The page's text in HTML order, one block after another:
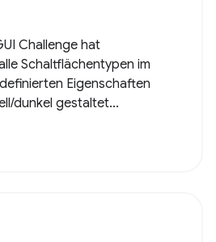
Challenge hat
Schaltflächentypen im
Eigenschaften
dunkel gestaltet...